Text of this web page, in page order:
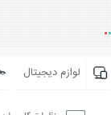
لوازم دیجیتال